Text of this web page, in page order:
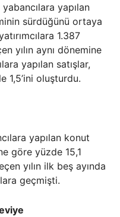
yapılan
sürdüğünü ortaya
1.387
yılın aynı dönemine
yapılan satışlar,
1,5’ini oluşturdu.
yapılan konut
göre yüzde 15,1
yılın ilk beş ayında
geçmişti.